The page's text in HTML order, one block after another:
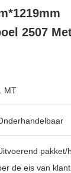
2507
MT
de eis van